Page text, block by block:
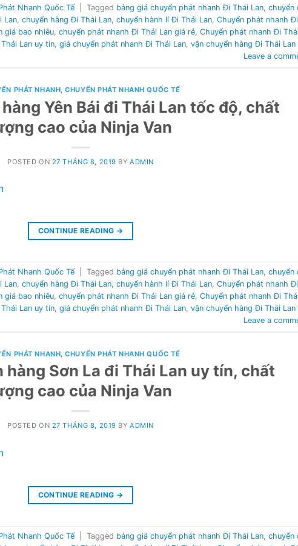
Nhanh Quốc Tế Tagged bảng giá chuyển phát nhanh Đi Thái Lan, chuyển
Lan, chuyển hàng Đi Thái Lan, chuyển hành lí Đi Thái Lan, Chuyển phát nhanh Đi
giá bao nhiêu, chuyển phát nhanh Đi Thái Lan giá rẻ, Chuyển phát nhanh Đi
Lan uy tín, giá chuyển phát nhanh Đi Thái Lan, vận chuyển hàng Đi Thái Lan
Leave a
PHÁT NHANH,CHUYỂN PHÁT NHANH QUỐC TẾ
Yên Bái đi Thái Lan tốc độ, chất
cao của Ninja Van
POSTED ON 27 THÁNG 8, 2019 BY ADMIN
CONTINUE READING →
Nhanh Quốc Tế Tagged bảng giá chuyển phát nhanh Đi Thái Lan, chuyển
Lan, chuyển hàng Đi Thái Lan, chuyển hành lí Đi Thái Lan, Chuyển phát nhanh Đi
giá bao nhiêu, chuyển phát nhanh Đi Thái Lan giá rẻ, Chuyển phát nhanh Đi
Lan uy tín, giá chuyển phát nhanh Đi Thái Lan, vận chuyển hàng Đi Thái Lan
Leave a
PHÁT NHANH ,CHUYỂN PHÁT NHANH QUỐC TẾ
hàng Sơn La đi Thái Lan uy tín, chất
cao của Ninja Van
POSTED ON 27 THÁNG 8, 2019 BY ADMIN
CONTINUE READING →
Nhanh Quốc Tế Tagged bảng giá chuyển phát nhanh Đi Thái Lan chuyển